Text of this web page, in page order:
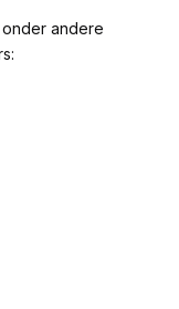
onder andere